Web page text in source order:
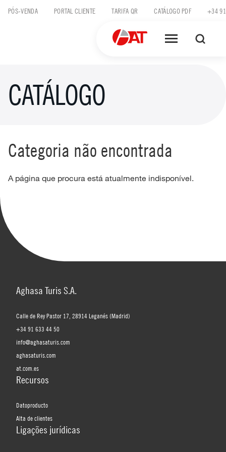
SkipPÓS-VENDA PORTAL CLIENTE TARIFA QR CATÁLOGO PDF +34
CATÁLOGO
Categoria não encontrada
A página que procura está atualmente indisponível.
Aghasa Turis S.A.
Calle de Rey Pastor 17, 28914 Leganés (Madrid)
+34 91 633 44 50
info@aghasaturis.com
aghasaturis.com
at.com.es
Recursos
Datoproducto
Alta de clientes
Ligações jurídicas